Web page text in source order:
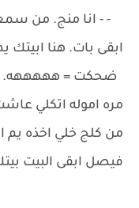
- - انا منج. من
ابقى بات. هنا ابيتك
ضحكت = هههههه.
مره اموله اتكلي
من كلج خلي اخذه يم
فيصل ابقى البيت